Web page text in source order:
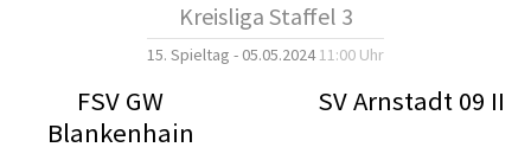
Kreisliga Staffel 3
15. Spieltag - 05.05.202411:00 Uhr
FSV GW
Blankenhain
SV Arnstadt 09 II